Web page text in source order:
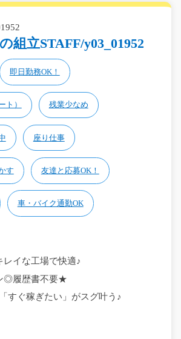
組立STAFF/y03_01952
即日勤務OK！
ト） 残業少なめ
座り仕事
す 友達と応募OK！
車・バイク通勤OK
レイな工場で快適♪
◎履歴書不要★
すぐ稼ぎたい」がスグ叶う♪